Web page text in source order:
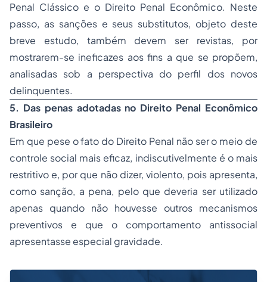
Penal Clássico e o Direito Penal Econômico. Neste
passo, as sanções e seus substitutos, objeto deste
breve estudo, também devem ser revistas, por
mostrarem-se ineficazes aos fins a que se propõem,
analisadas sob a perspectiva do perfil dos novos
delinquentes.
5. Das penas adotadas no Direito Penal Econômico
Brasileiro
Em que pese o fato do Direito Penal não ser o meio de
controle social mais eficaz, indiscutivelmente é o mais
restritivo e, por que não dizer, violento, pois apresenta,
como sanção, a pena, pelo que deveria ser utilizado
apenas quando não houvesse outros mecanismos
preventivos e que o comportamento antissocial
apresentasse especial gravidade.